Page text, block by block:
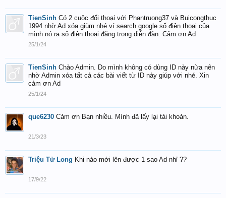
TienSinh Có 2 cuộc đối thoại với Phantruong37 và Buicongthuc
1994 nhờ Ad xóa giùm nhé ví search google số điện thoại của
mình nó ra số điện thoại đăng trong diễn đàn. Cảm ơn Ad
25/1/24
TienSinh Chào Admin. Do mình không có dùng ID này nữa nên
nhờ Admin xóa tất cả các bài viết từ ID này giúp với nhé. Xin
cảm ơn Ad
25/1/24
que6230 Cảm ơn Bạn nhiều. Mình đã lấy lại tài khoản.
21/3/23
Triệu Tử Long Khi nào mới lên được 1 sao Ad nhỉ ??
17/9/22